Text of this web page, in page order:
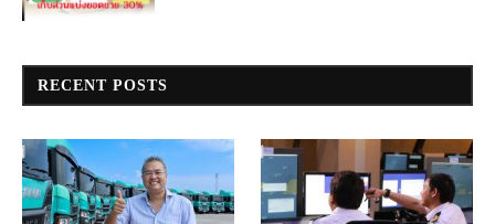
RECENT POSTS